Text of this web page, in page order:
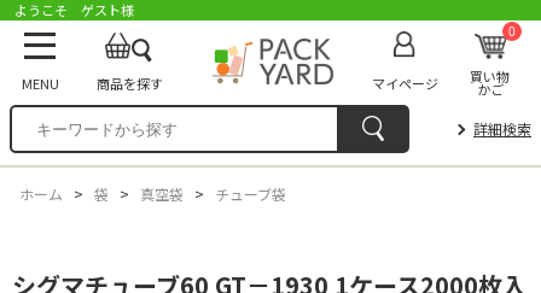
ようこそ ゲスト様
MENU 商品を探す マイページ
0
買い物
かご
詳細検索
ホーム > 袋 > 真空袋 > チューブ袋
シグマチューブ60 GT－1930 1ケース2000枚入